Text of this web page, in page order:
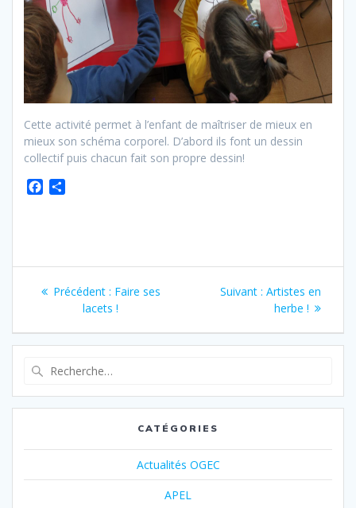
Cette activité permet à l’enfant de maîtriser de mieux en
mieux son schéma corporel. D’abord ils font un dessin
collectif puis chacun fait son propre dessin!
o
k
g
r
Précédent : Faire ses
lacets !
Suivant : Artistes en
herbe !
CATÉGORIES
Actualités OGEC
APEL